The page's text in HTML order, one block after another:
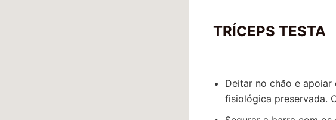
TRÍCEPS TESTA
Deitar no chão e apoiar
fisiológica preservada.